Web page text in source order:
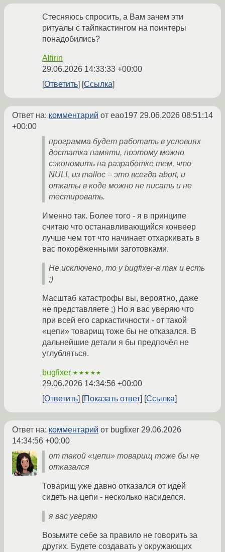
Стесняюсь спросить, а Вам зачем эти
ритуалы с тайпкастингом на поинтеры
понадобились?
Alfirin
29.06.2026 14:33:33 +00:00
Ответить
Ссылка
Ответ на: комментарий от eao197 29.06.2026 08:51:14
+00:00
программа будет работать в условиях
достатка памяти, поэтому можно
сэкономить на разработке тем, что
NULL из malloc – это всегда abort, и
откаты в коде можно не писать и не
тестировать.
Именно так. Более того - я в принципе
считаю что останавливающийся конвеер
лучше чем тот что начинает отхаркивать в
вас покорёженными заготовками.
Не исключено, то у bugfixer-а так и есть
;)
Масштаб катастрофы вы, вероятно, даже
не представляете ;) Но я вас уверяю что
при всей его саркастичности - от такой
«цепи» товарищ тоже бы не отказался. В
дальнейшие детали я бы предпочёл не
углубляться.
bugfixer ★★★★★
29.06.2026 14:34:56 +00:00
Ответить
Показать ответ Ссылка
Ответ на: комментарий от bugfixer 29.06.2026
14:34:56 +00:00
от такой «цепи» товарищ тоже бы не
отказался
Товарищ уже давно отказался от идей
сидеть на цепи - несколько насиделся.
я вас уверяю
Возьмите себе за правило не говорить за
других. Будете создавать у окружающих